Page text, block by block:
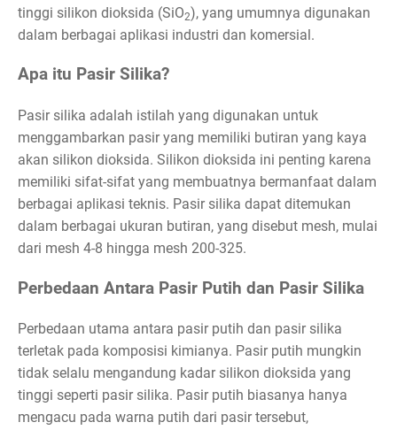
tinggi silikon dioksida (SiO2), yang umumnya digunakan
dalam berbagai aplikasi industri dan komersial.
Apa itu Pasir Silika?
Pasir silika adalah istilah yang digunakan untuk
menggambarkan pasir yang memiliki butiran yang kaya
akan silikon dioksida. Silikon dioksida ini penting karena
memiliki sifat-sifat yang membuatnya bermanfaat dalam
berbagai aplikasi teknis. Pasir silika dapat ditemukan
dalam berbagai ukuran butiran, yang disebut mesh, mulai
dari mesh 4-8 hingga mesh 200-325.
Perbedaan Antara Pasir Putih dan Pasir Silika
Perbedaan utama antara pasir putih dan pasir silika
terletak pada komposisi kimianya. Pasir putih mungkin
tidak selalu mengandung kadar silikon dioksida yang
tinggi seperti pasir silika. Pasir putih biasanya hanya
mengacu pada warna putih dari pasir tersebut,